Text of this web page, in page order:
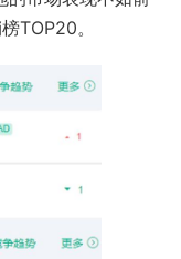
TOP20。